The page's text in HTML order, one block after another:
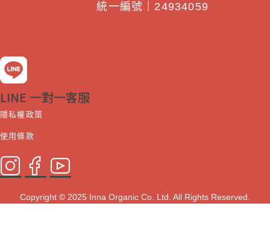
統一編號｜24934059
LINE 一對一客服
隱私權政策
使用條款
Copyright © 2025 Inna Organic Co. Ltd. All Rights Reserved.